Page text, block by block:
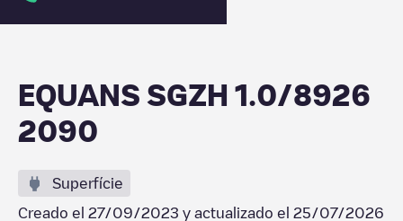
EQUANS SGZH 1.0/8926
2090
Superfície
Creado el 27/09/2023 y actualizado el 25/07/2026